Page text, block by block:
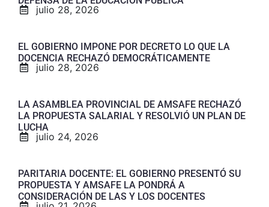
julio 28, 2026
EL GOBIERNO IMPONE POR DECRETO LO QUE LA
DOCENCIA RECHAZÓ DEMOCRÁTICAMENTE
julio 28, 2026
LA ASAMBLEA PROVINCIAL DE AMSAFE RECHAZÓ
LA PROPUESTA SALARIAL Y RESOLVIÓ UN PLAN DE
LUCHA
julio 24, 2026
PARITARIA DOCENTE: EL GOBIERNO PRESENTÓ SU
PROPUESTA Y AMSAFE LA PONDRÁ A
CONSIDERACIÓN DE LAS Y LOS DOCENTES